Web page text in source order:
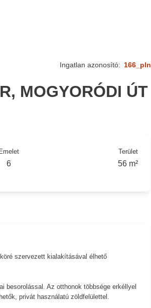
Ingatlan azonosító: 166_pln
MOGYORÓDI ÚT
6
Terület
56 m²
szervezett kialakításával élhető
besorolással. Az otthonok többsége erkéllyel
privát használatú zöldfelülettel.